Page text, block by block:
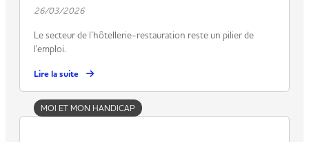
26/03/2026
Le secteur de l’hôtellerie-restauration reste un pilier de
l'emploi.
Lire la suite
MOI ET MON HANDICAP